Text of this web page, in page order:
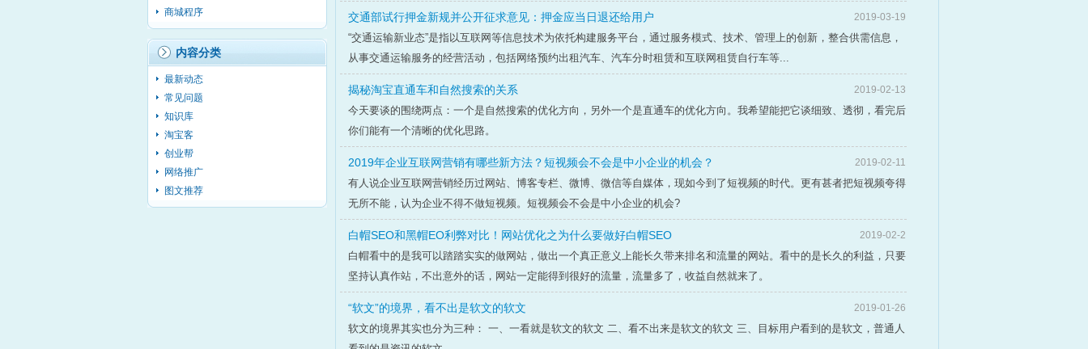
商城程序
内容分类
最新动态
常见问题
知识库
淘宝客
创业帮
网络推广
图文推荐
交通部试行押金新规并公开征求意见：押金应当日退还给用户 2019-03-19
“交通运输新业态”是指以互联网等信息技术为依托构建服务平台，通过服务模式、技术、管理上的创新，整合供需信息，
从事交通运输服务的经营活动，包括网络预约出租汽车、汽车分时租赁和互联网租赁自行车等...
揭秘淘宝直通车和自然搜索的关系 2019-02-13
今天要谈的围绕两点：一个是自然搜索的优化方向，另外一个是直通车的优化方向。我希望能把它谈细致、透彻，看完后
你们能有一个清晰的优化思路。
2019年企业互联网营销有哪些新方法？短视频会不会是中小企业的机会？ 2019-02-11
有人说企业互联网营销经历过网站、博客专栏、微博、微信等自媒体，现如今到了短视频的时代。更有甚者把短视频夸得
无所不能，认为企业不得不做短视频。短视频会不会是中小企业的机会?
白帽SEO和黑帽EO利弊对比！网站优化之为什么要做好白帽SEO 2019-02-2
白帽看中的是我可以踏踏实实的做网站，做出一个真正意义上能长久带来排名和流量的网站。看中的是长久的利益，只要
坚持认真作站，不出意外的话，网站一定能得到很好的流量，流量多了，收益自然就来了。
“软文”的境界，看不出是软文的软文 2019-01-26
软文的境界其实也分为三种： 一、一看就是软文的软文 二、看不出来是软文的软文 三、目标用户看到的是软文，普通人